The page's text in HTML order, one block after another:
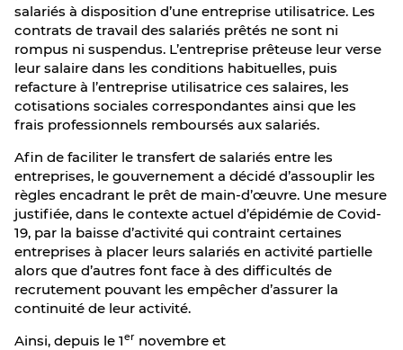
salariés à disposition d’une entreprise utilisatrice. Les
contrats de travail des salariés prêtés ne sont ni
rompus ni suspendus. L’entreprise prêteuse leur verse
leur salaire dans les conditions habituelles, puis
refacture à l’entreprise utilisatrice ces salaires, les
cotisations sociales correspondantes ainsi que les
frais professionnels remboursés aux salariés.
Afin de faciliter le transfert de salariés entre les
entreprises, le gouvernement a décidé d’assouplir les
règles encadrant le prêt de main-d’œuvre. Une mesure
justifiée, dans le contexte actuel d’épidémie de Covid-
19, par la baisse d’activité qui contraint certaines
entreprises à placer leurs salariés en activité partielle
alors que d’autres font face à des difficultés de
recrutement pouvant les empêcher d’assurer la
continuité de leur activité.
Ainsi, depuis le 1er novembre et